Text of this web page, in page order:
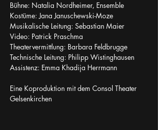
Bühne: Natalia Nordheimer, Ensemble
Kostüme: Jana Januschewski-Moze
Musikalische Leitung: Sebastian Maier
Video: Patrick Praschma
Theatervermittlung: Barbara Feldbrugge
Technische Leitung: Philipp Wistinghausen
Assistenz: Emma Khadija Herrmann
Eine Koproduktion mit dem Consol Theater
Gelsenkirchen